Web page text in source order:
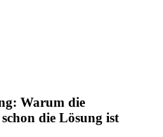
Warum die
die Lösung ist